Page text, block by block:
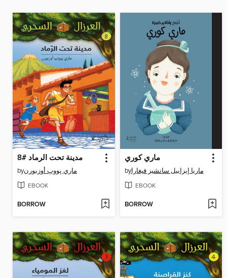
مدينة تحت الرماد #8
byماري پووپ أوزبورن
EBOOK
BORROW
ماري كوري
byماريا إيزابيل سانشيز فيغارا
EBOOK
BORROW